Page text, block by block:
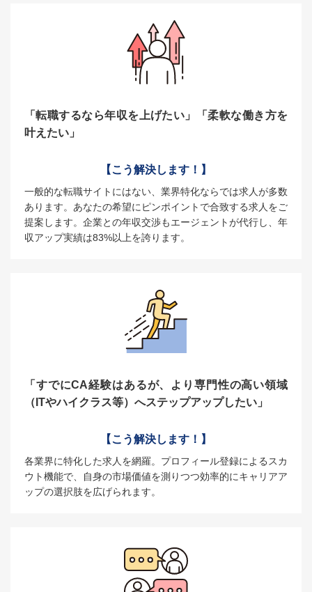
「転職するなら年収を上げたい」「柔軟な働き方を
叶えたい」
【こう解決します！】
一般的な転職サイトにはない、業界特化ならでは求人が多数
あります。あなたの希望にピンポイントで合致する求人をご
提案します。企業との年収交渉もエージェントが代行し、年
収アップ実績は83%以上を誇ります。
「すでにCA経験はあるが、より専門性の高い領域
（ITやハイクラス等）へステップアップしたい」
【こう解決します！】
各業界に特化した求人を網羅。プロフィール登録によるスカ
ウト機能で、自身の市場価値を測りつつ効率的にキャリアア
ップの選択肢を広げられます。